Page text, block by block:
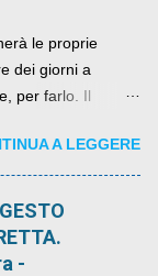
le proprie
dei giorni a
per farlo. Il
A LEGGERE
-